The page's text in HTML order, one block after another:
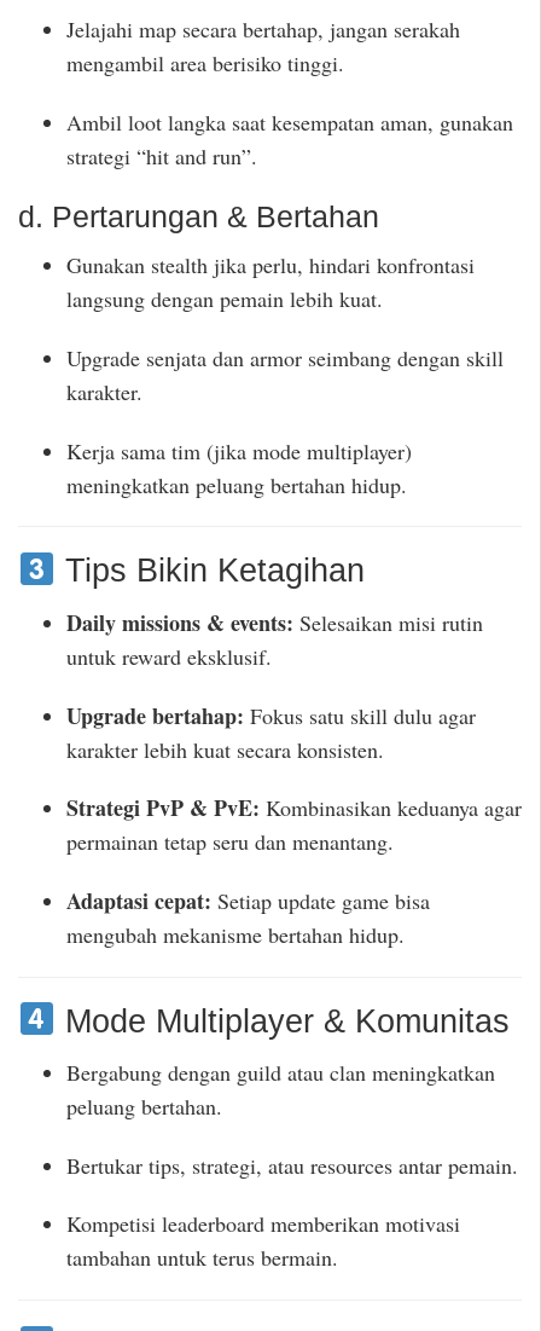
Jelajahi map secara bertahap, jangan serakah
mengambil area berisiko tinggi.
Ambil loot langka saat kesempatan aman, gunakan
strategi “hit and run”.
d. Pertarungan & Bertahan
Gunakan stealth jika perlu, hindari konfrontasi
langsung dengan pemain lebih kuat.
Upgrade senjata dan armor seimbang dengan skill
karakter.
Kerja sama tim (jika mode multiplayer)
meningkatkan peluang bertahan hidup.
Tips Bikin Ketagihan
Daily missions & events: Selesaikan misi rutin
untuk reward eksklusif.
Upgrade bertahap: Fokus satu skill dulu agar
karakter lebih kuat secara konsisten.
Strategi PvP & PvE: Kombinasikan keduanya agar
permainan tetap seru dan menantang.
Adaptasi cepat: Setiap update game bisa
mengubah mekanisme bertahan hidup.
Mode Multiplayer & Komunitas
Bergabung dengan guild atau clan meningkatkan
peluang bertahan.
Bertukar tips, strategi, atau resources antar pemain.
Kompetisi leaderboard memberikan motivasi
tambahan untuk terus bermain.